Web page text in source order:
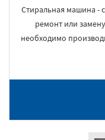
Стиральная машина -
ремонт или
необходимо